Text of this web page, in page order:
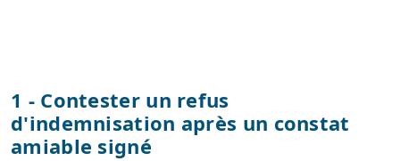
1 - Contester un refus
d'indemnisation après un constat
amiable signé